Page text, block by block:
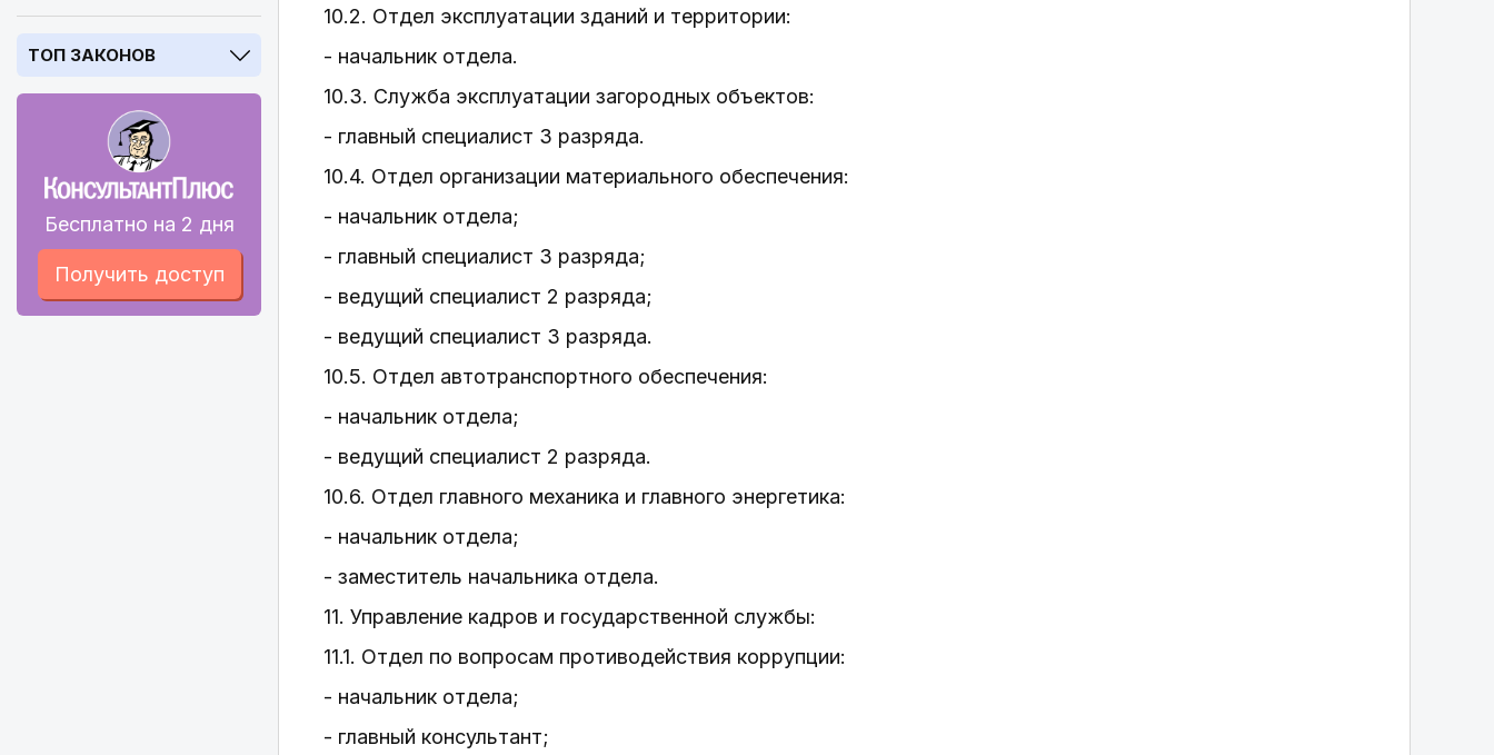
ТОП ЗАКОНОВ
Бесплатно на 2 дня
Получить доступ
10.2. Отдел эксплуатации зданий и территории:
- начальник отдела.
10.3. Служба эксплуатации загородных объектов:
- главный специалист 3 разряда.
10.4. Отдел организации материального обеспечения:
- начальник отдела;
- главный специалист 3 разряда;
- ведущий специалист 2 разряда;
- ведущий специалист 3 разряда.
10.5. Отдел автотранспортного обеспечения:
- начальник отдела;
- ведущий специалист 2 разряда.
10.6. Отдел главного механика и главного энергетика:
- начальник отдела;
- заместитель начальника отдела.
11. Управление кадров и государственной службы:
11.1. Отдел по вопросам противодействия коррупции:
- начальник отдела;
- главный консультант;